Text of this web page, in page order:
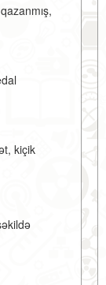
kiçik